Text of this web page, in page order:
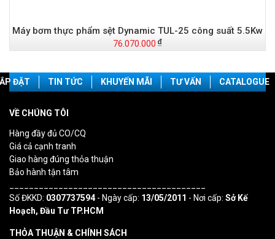
Máy bơm thực phẩm sệt Dynamic TUL-25 công suất 5.5Kw
76.070.000
ĐẶT TIN TỨC KHUYẾN MÃI TƯ VẤN CATALOGUE
VỀ CHÚNG TÔI
Hàng đầy đủ CO/CQ
Giá cả cạnh tranh
Giao hàng đúng thỏa thuận
Bảo hành tận tâm
Số ĐKKD: 0307737594- Ngày cấp: 13/05/2011 - Nơi cấp: Sở Kế
Hoạch, Đầu Tư TP.HCM
THỎA THUẬN & CHÍNH SÁCH